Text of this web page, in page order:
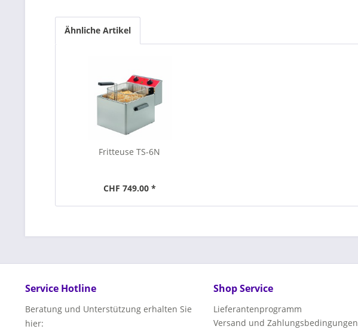
Ähnliche Artikel
Fritteuse TS-6N
CHF 749.00 *
Service Hotline
Beratung und Unterstützung erhalten Sie
hier:
Shop Service
Lieferantenprogramm
Versand und Zahlungsbedingungen